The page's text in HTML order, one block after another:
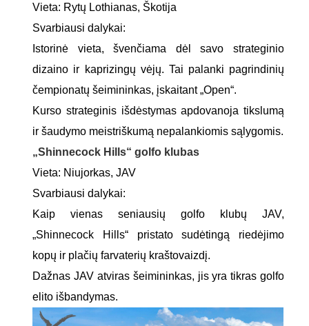
Vieta: Rytų Lothianas, Škotija
Svarbiausi dalykai:
Istorinė vieta, švenčiama dėl savo strateginio
dizaino ir kaprizingų vėjų. Tai palanki pagrindinių
čempionatų šeimininkas, įskaitant „Open“.
Kurso strateginis išdėstymas apdovanoja tikslumą
ir šaudymo meistriškumą nepalankiomis sąlygomis.
„Shinnecock Hills“ golfo klubas
Vieta: Niujorkas, JAV
Svarbiausi dalykai:
Kaip vienas seniausių golfo klubų JAV,
„Shinnecock Hills“ pristato sudėtingą riedėjimo
kopų ir plačių farvaterių kraštovaizdį.
Dažnas JAV atviras šeimininkas, jis yra tikras golfo
elito išbandymas.